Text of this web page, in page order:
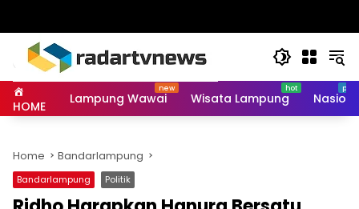
HOME Lampung Wawai Wisata Lampung
Home Bandarlampung
Bandarlampung Politik